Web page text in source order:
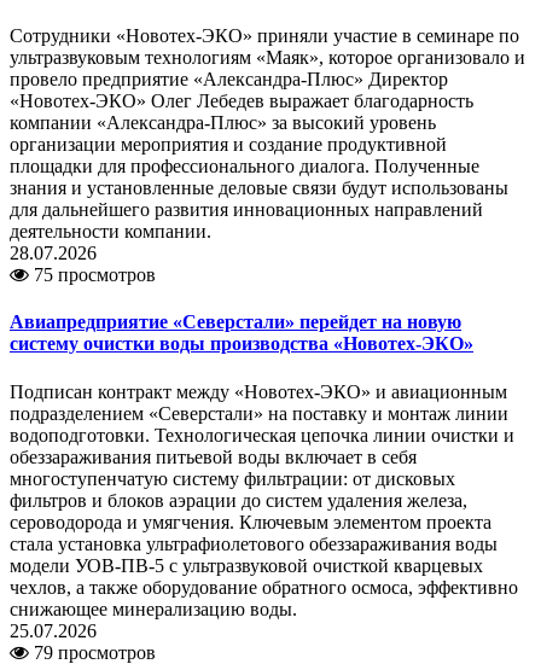
Сотрудники «Новотех-ЭКО» приняли участие в семинаре по
ультразвуковым технологиям «Маяк», которое организовало и
провело предприятие «Александра-Плюс» Директор
«Новотех-ЭКО» Олег Лебедев выражает благодарность
компании «Александра-Плюс» за высокий уровень
организации мероприятия и создание продуктивной
площадки для профессионального диалога. Полученные
знания и установленные деловые связи будут использованы
для дальнейшего развития инновационных направлений
деятельности компании.
28.07.2026
75 просмотров
Авиапредприятие «Северстали» перейдет на новую
систему очистки воды производства «Новотех-ЭКО»
Подписан контракт между «Новотех-ЭКО» и авиационным
подразделением «Северстали» на поставку и монтаж линии
водоподготовки. Технологическая цепочка линии очистки и
обеззараживания питьевой воды включает в себя
многоступенчатую систему фильтрации: от дисковых
фильтров и блоков аэрации до систем удаления железа,
сероводорода и умягчения. Ключевым элементом проекта
стала установка ультрафиолетового обеззараживания воды
модели УОВ-ПВ-5 с ультразвуковой очисткой кварцевых
чехлов, а также оборудование обратного осмоса, эффективно
снижающее минерализацию воды.
25.07.2026
79 просмотров